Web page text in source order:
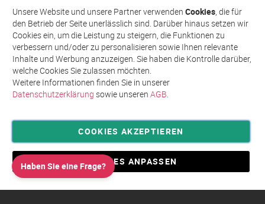
unseren
Newsletter
an:
Abonnieren
Privatsphäre und Datenschutz
Allgemeine Geschäftsbedingungen AGB
Impressum
Unsere Website und unsere Partner verwenden Cookies, die für
den Betrieb der Seite unerlässlich sind. Darüber hinaus setzen wir
Cookies ein, um die Leistung zu steigern, die Funktionen zu
verbessern und/oder zu personalisieren sowie Ihnen relevante
Inhalte und Werbung anzuzeigen. Sie haben die Kontrolle darüber,
welche Cookies Sie zulassen möchten.
Weitere Informationen finden Sie in unserer
Datenschutzerklärung sowie unseren AGB.
COOKIES AKZEPTIEREN
COOKIES ANPASSEN
Haben Sie eine Frage?